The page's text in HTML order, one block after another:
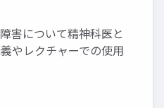
害について精神科医と
やレクチャーでの使用